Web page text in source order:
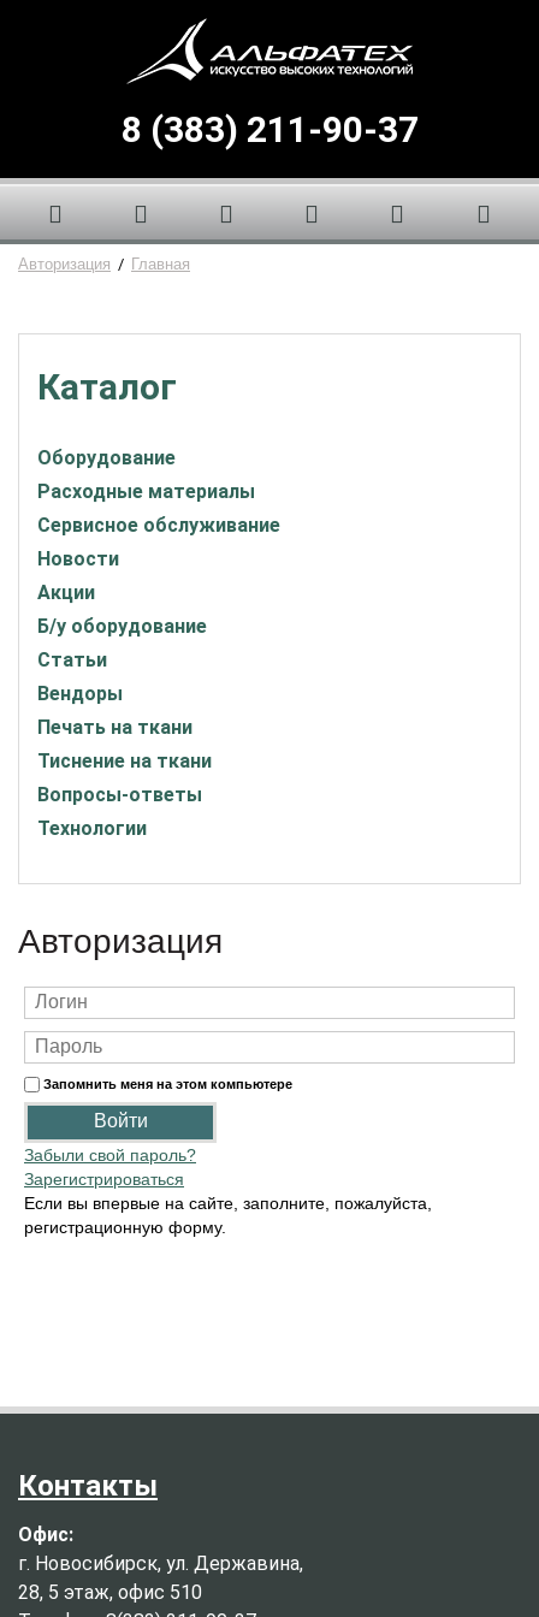
8 (383) 211-90-37
Авторизация / Главная
Каталог
Оборудование
Расходные материалы
Сервисное обслуживание
Новости
Акции
Б/у оборудование
Статьи
Вендоры
Печать на ткани
Тиснение на ткани
Вопросы-ответы
Технологии
Авторизация
Запомнить меня на этом компьютере
Забыли свой пароль?
Зарегистрироваться
Если вы впервые на сайте, заполните, пожалуйста,
регистрационную форму.
Контакты
Офис:
г. Новосибирск, ул. Державина,
28, 5 этаж, офис 510